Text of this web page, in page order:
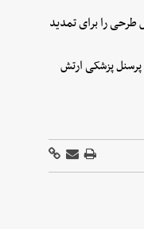
طرحی را برای تمدید
پزشکی ارتش